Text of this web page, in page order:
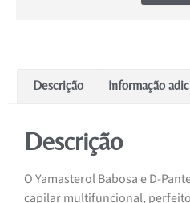
Descrição Informação
Descrição
O Yamasterol Babosa e D-
capilar multifuncional,